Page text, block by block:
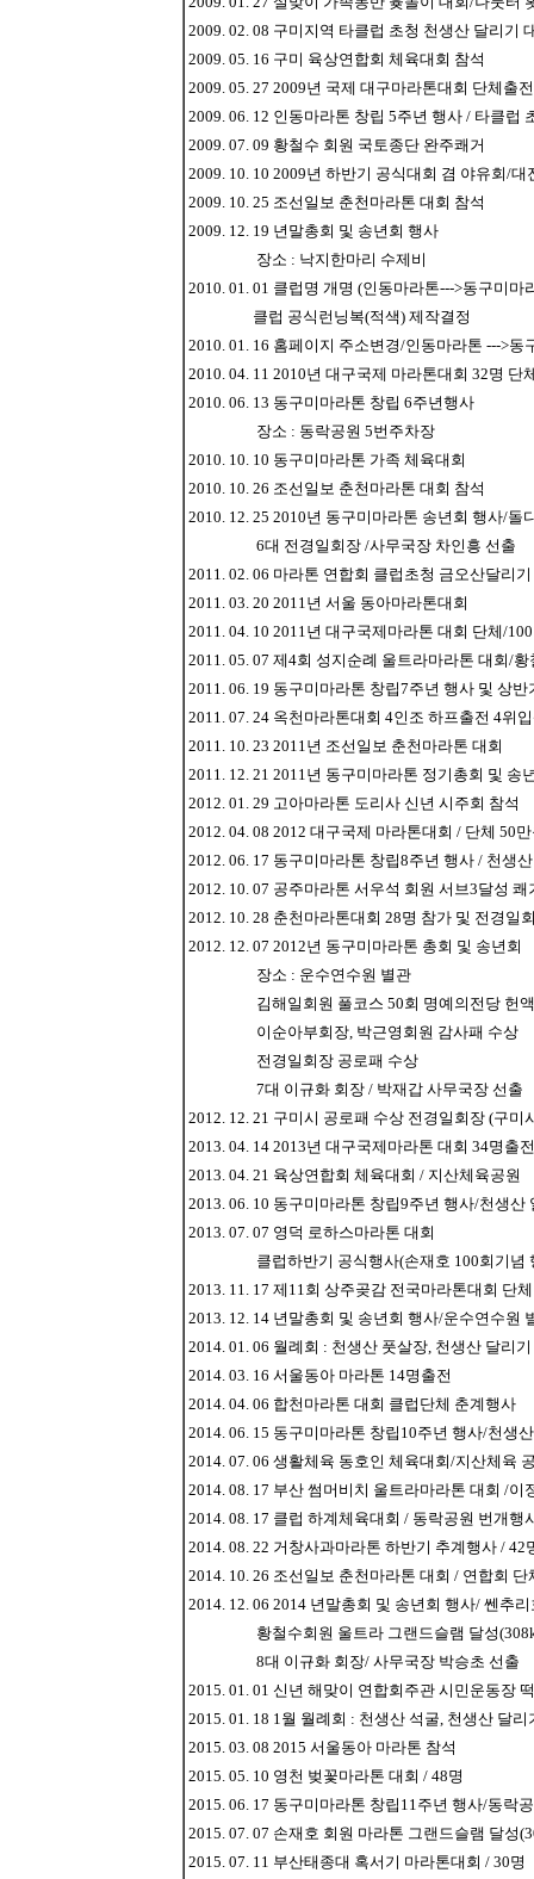
2009. 02. 08 구미지역 타클럽 초청 천생산 달리기
2009. 05. 16 구미 육상연합회 체육대회 참석
2009. 05. 27 2009년 국제 대구마라톤대회 단체출전
2009. 06. 12 인동마라톤 창립 5주년 행사 / 타클럽
2009. 07. 09 황철수 회원 국토종단 완주쾌거
2009. 10. 10 2009년 하반기 공식대회 겸 야유회/
2009. 10. 25 조선일보 춘천마라톤 대회 참석
2009. 12. 19 년말총회 및 송년회 행사
장소 : 낙지한마리 수제비
2010. 01. 01 클럽명 개명 (인동마라톤--->동구미마
클럽 공식런닝복(적색) 제작결정
2010. 01. 16 홈페이지 주소변경/인동마라톤 --->동
2010. 04. 11 2010년 대구국제 마라톤대회 32명 단
2010. 06. 13 동구미마라톤 창립 6주년행사
장소 : 동락공원 5번주차장
2010. 10. 10 동구미마라톤 가족 체육대회
2010. 10. 26 조선일보 춘천마라톤 대회 참석
2010. 12. 25 2010년 동구미마라톤 송년회 행사/돌
6대 전경일회장 /사무국장 차인흥 선출
2011. 02. 06 마라톤 연합회 클럽초청 금오산달리
2011. 03. 20 2011년 서울 동아마라톤대회
2011. 04. 10 2011년 대구국제마라톤 대회 단체/
2011. 05. 07 제4회 성지순례 울트라마라톤 대회/
2011. 06. 19 동구미마라톤 창립7주년 행사 및 상
2011. 07. 24 옥천마라톤대회 4인조 하프출전 4위
2011. 10. 23 2011년 조선일보 춘천마라톤 대회
2011. 12. 21 2011년 동구미마라톤 정기총회 및 송
2012. 01. 29 고아마라톤 도리사 신년 시주회 참석
2012. 04. 08 2012 대구국제 마라톤대회 / 단체 50
2012. 06. 17 동구미마라톤 창립8주년 행사 / 천생
2012. 10. 07 공주마라톤 서우석 회원 서브3달성 쾌
2012. 10. 28 춘천마라톤대회 28명 참가 및 전경일
2012. 12. 07 2012년 동구미마라톤 총회 및 송년회
장소 : 운수연수원 별관
김해일회원 풀코스 50회 명예의전당 헌액
이순아부회장, 박근영회원 감사패 수상
전경일회장 공로패 수상
7대 이규화 회장 / 박재갑 사무국장 선출
2012. 12. 21 구미시 공로패 수상 전경일회장 (구미
2013. 04. 14 2013년 대구국제마라톤 대회 34명출
2013. 04. 21 육상연합회 체육대회 / 지산체육공원
2013. 06. 10 동구미마라톤 창립9주년 행사/천생산
2013. 07. 07 영덕 로하스마라톤 대회
클럽하반기 공식행사(손재호 100회기념 행
2013. 11. 17 제11회 상주곶감 전국마라톤대회 단
2013. 12. 14 년말총회 및 송년회 행사/운수연수원
2014. 01. 06 월례회 : 천생산 풋살장, 천생산 달리
2014. 03. 16 서울동아 마라톤 14명출전
2014. 04. 06 합천마라톤 대회 클럽단체 춘계행사
2014. 06. 15 동구미마라톤 창립10주년 행사/천생
2014. 07. 06 생활체육 동호인 체육대회/지산체육
2014. 08. 17 부산 썸머비치 울트라마라톤 대회 /이
2014. 08. 17 클럽 하계체육대회 / 동락공원 번개행
2014. 08. 22 거창사과마라톤 하반기 추계행사 / 42
2014. 10. 26 조선일보 춘천마라톤 대회 / 연합회 단
2014. 12. 06 2014 년말총회 및 송년회 행사/ 쎈추
황철수회원 울트라 그랜드슬램 달성
8대 이규화 회장/ 사무국장 박승초 선출
2015. 01. 01 신년 해맞이 연합회주관 시민운동장
2015. 01. 18 1월 월례회 : 천생산 석굴, 천생산 달
2015. 03. 08 2015 서울동아 마라톤 참석
2015. 05. 10 영천 벚꽃마라톤 대회 / 48명
2015. 06. 17 동구미마라톤 창립11주년 행사/동락
2015. 07. 07 손재호 회원 마라톤 그랜드슬램 달성
2015. 07. 11 부산태종대 혹서기 마라톤대회 / 30명